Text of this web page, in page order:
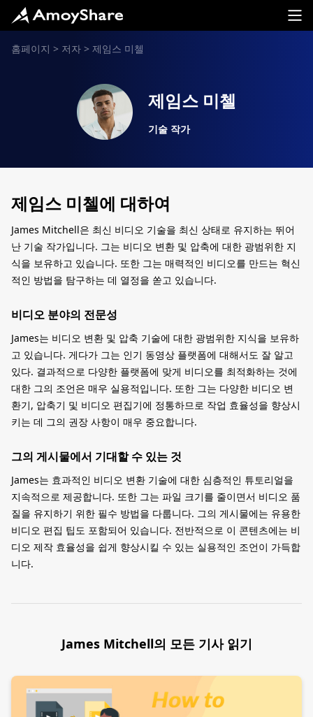
제임스 미첼
기술 작가
홈페이지 > 저자 > 제임스 미첼
제임스 미첼에 대하여
James Mitchell은 최신 비디오 기술을 최신 상태로 유지하는 뛰어
난 기술 작가입니다. 그는 비디오 변환 및 압축에 대한 광범위한 지
식을 보유하고 있습니다. 또한 그는 매력적인 비디오를 만드는 혁신
적인 방법을 탐구하는 데 열정을 쏟고 있습니다.
비디오 분야의 전문성
James는 비디오 변환 및 압축 기술에 대한 광범위한 지식을 보유하
고 있습니다. 게다가 그는 인기 동영상 플랫폼에 대해서도 잘 알고
있다. 결과적으로 다양한 플랫폼에 맞게 비디오를 최적화하는 것에
대한 그의 조언은 매우 실용적입니다. 또한 그는 다양한 비디오 변
환기, 압축기 및 비디오 편집기에 정통하므로 작업 효율성을 향상시
키는 데 그의 권장 사항이 매우 중요합니다.
그의 게시물에서 기대할 수 있는 것
James는 효과적인 비디오 변환 기술에 대한 심층적인 튜토리얼을
지속적으로 제공합니다. 또한 그는 파일 크기를 줄이면서 비디오 품
질을 유지하기 위한 필수 방법을 다룹니다. 그의 게시물에는 유용한
비디오 편집 팁도 포함되어 있습니다. 전반적으로 이 콘텐츠에는 비
디오 제작 효율성을 쉽게 향상시킬 수 있는 실용적인 조언이 가득합
니다.
James Mitchell의 모든 기사 읽기